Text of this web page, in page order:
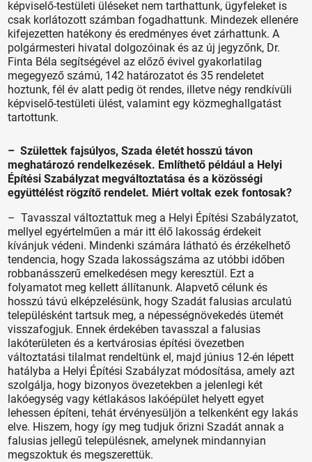
képviselő-testületi üléseket nem tarthattunk, ügyfeleket is
csak korlátozott számban fogadhattunk. Mindezek ellenére
kifejezetten hatékony és eredményes évet zárhattunk. A
polgármesteri hivatal dolgozóinak és az új jegyzőnk, Dr.
Finta Béla segítségével az előző évivel gyakorlatilag
megegyező számú, 142 határozatot és 35 rendeletet
hoztunk, fél év alatt pedig öt rendes, illetve négy rendkívüli
képviselő-testületi ülést, valamint egy közmeghallgatást
tartottunk.
– Születtek fajsúlyos, Szada életét hosszú távon
meghatározó rendelkezések. Említhető például a Helyi
Építési Szabályzat megváltoztatása és a közösségi
együttélést rögzítő rendelet. Miért voltak ezek fontosak?
– Tavasszal változtattuk meg a Helyi Építési Szabályzatot,
mellyel egyértelműen a már itt élő lakosság érdekeit
kívánjuk védeni. Mindenki számára látható és érzékelhető
tendencia, hogy Szada lakosságszáma az utóbbi időben
robbanásszerű emelkedésen megy keresztül. Ezt a
folyamatot meg kellett állítanunk. Alapvető célunk és
hosszú távú elképzelésünk, hogy Szadát falusias arculatú
településként tartsuk meg, a népességnövekedés ütemét
visszafogjuk. Ennek érdekében tavasszal a falusias
lakóterületen és a kertvárosias építési övezetben
változtatási tilalmat rendeltünk el, majd június 12-én lépett
hatályba a Helyi Építési Szabályzat módosítása, amely azt
szolgálja, hogy bizonyos övezetekben a jelenlegi két
lakóegység vagy kétlakásos lakóépület helyett egyet
lehessen építeni, tehát érvényesüljön a telkenként egy lakás
elve. Hiszem, hogy így meg tudjuk őrizni Szadát annak a
falusias jellegű településnek, amelynek mindannyian
megszoktuk és megszerettük.